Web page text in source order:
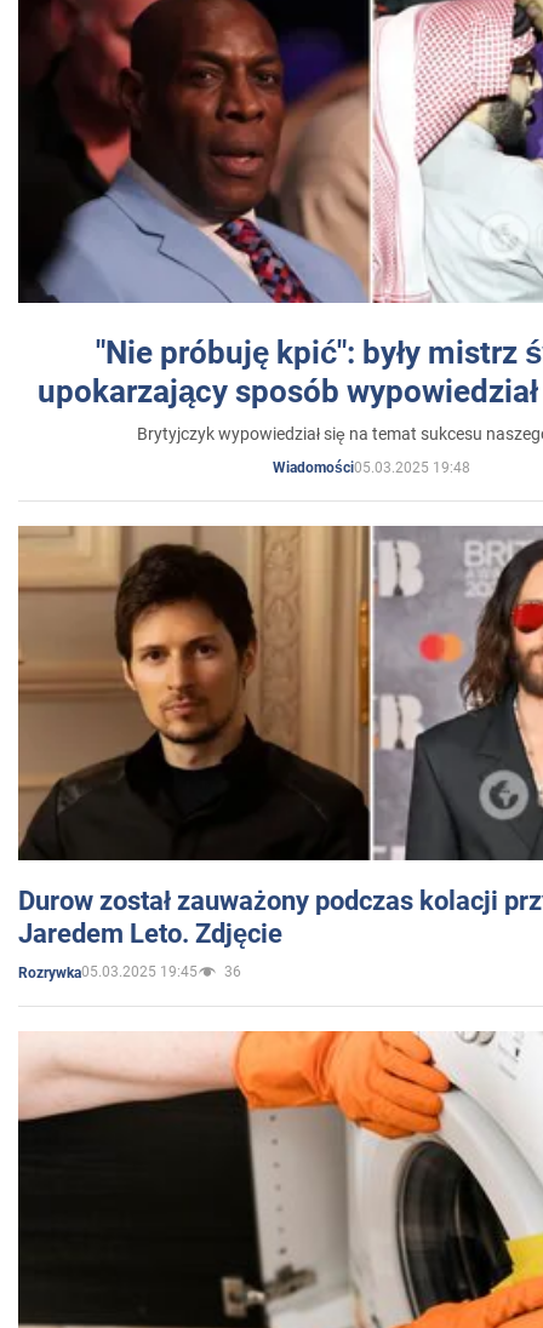
"Nie próbuję kpić": były mistrz
upokarzający sposób
Brytyjczyk wypowiedział się na temat sukcesu
Wiadomości05.03.2025 19:48
Durow został zauważony podczas kolacji
Jaredem Leto. Zdjęcie
Rozrywka05.03.2025 19:45 36